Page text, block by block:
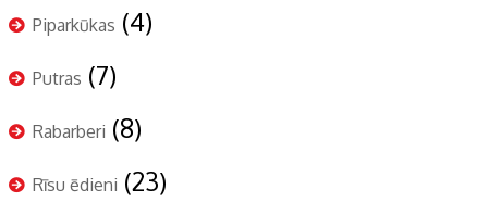
Piparkūkas (4)
Putras (7)
Rabarberi (8)
Rīsu ēdieni (23)